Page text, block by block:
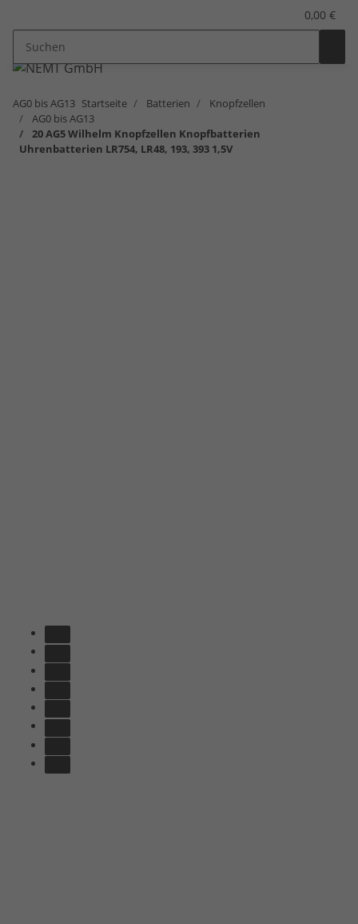
0,00 €
AG0 bis AG13 Startseite Batterien
Knopfzellen
AG0 bis AG13
20 AG5 Wilhelm Knopfzellen Knopfbatterien
Uhrenbatterien LR754, LR48, 193, 393 1,5V